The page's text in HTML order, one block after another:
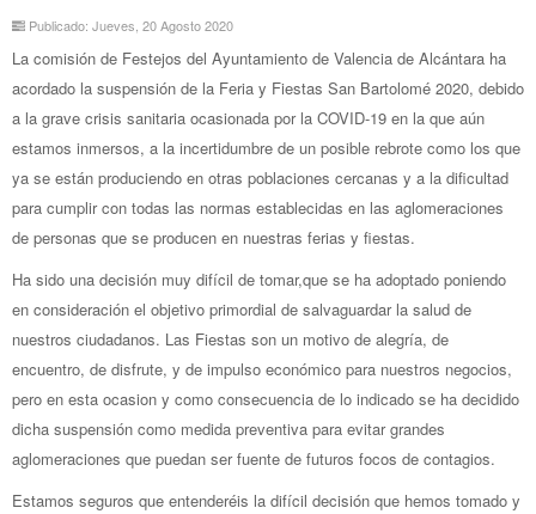
Publicado: Jueves, 20 Agosto 2020
La comisión de Festejos del Ayuntamiento de Valencia de Alcántara ha
acordado la suspensión de la Feria y Fiestas San Bartolomé 2020, debido
a la grave crisis sanitaria ocasionada por la COVID-19 en la que aún
estamos inmersos, a la incertidumbre de un posible rebrote como los que
ya se están produciendo en otras poblaciones cercanas y a la dificultad
para cumplir con todas las normas establecidas en las aglomeraciones
de personas que se producen en nuestras ferias y fiestas.
Ha sido una decisión muy difícil de tomar,que se ha adoptado poniendo
en consideración el objetivo primordial de salvaguardar la salud de
nuestros ciudadanos. Las Fiestas son un motivo de alegría, de
encuentro, de disfrute, y de impulso económico para nuestros negocios,
pero en esta ocasion y como consecuencia de lo indicado se ha decidido
dicha suspensión como medida preventiva para evitar grandes
aglomeraciones que puedan ser fuente de futuros focos de contagios.
Estamos seguros que entenderéis la difícil decisión que hemos tomado y